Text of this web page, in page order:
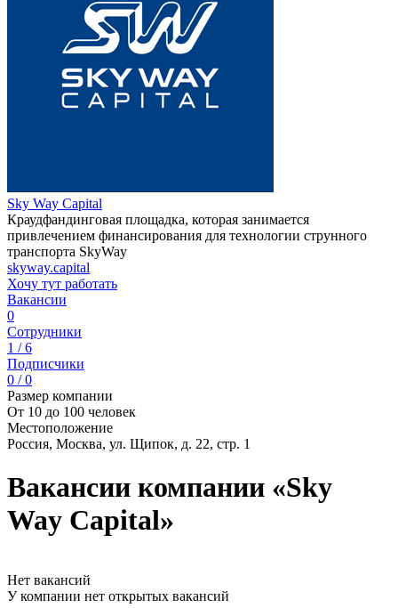
Sky Way Capital
Краудфандинговая площадка, которая занимается
привлечением финансирования для технологии струнного
транспорта SkyWay
skyway.capital
Хочу тут работать
Вакансии
0
Сотрудники
1 / 6
Подписчики
0 / 0
Размер компании
От 10 до 100 человек
Местоположение
Россия, Москва, ул. Щипок, д. 22, стр. 1
Вакансии компании «Sky
Way Capital»
Нет вакансий
У компании нет открытых вакансий